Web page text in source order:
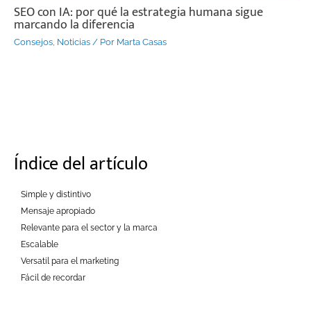
SEO con IA: por qué la estrategia humana sigue
marcando la diferencia
Consejos, Noticias / Por Marta Casas
Índice del artículo
Simple y distintivo
Mensaje apropiado
Relevante para el sector y la marca
Escalable
Versatil para el marketing
Fácil de recordar